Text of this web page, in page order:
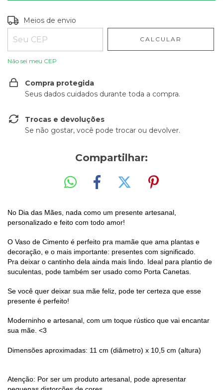
Entregas para o CEP:
Meios de envio
CALCULAR
Não sei meu CEP
Compra protegida
Seus dados cuidados durante toda a compra.
Trocas e devoluções
Se não gostar, você pode trocar ou devolver.
Compartilhar:
No Dia das Mães, nada como um presente artesanal,
personalizado e feito com todo amor!
O Vaso de Cimento é perfeito pra mamãe que ama plantas e
decoração, e o mais importante: presentes com significado.
Pra deixar o cantinho dela ainda mais lindo. Ideal para plantio de
suculentas, pode também ser usado como Porta Canetas.
Se você quer deixar sua mãe feliz, pode ter certeza que esse
presente é perfeito!
Moderninho e artesanal, com um toque rústico que vai encantar
sua mãe. <3
Dimensões aproximadas: 11 cm (diâmetro) x 10,5 cm (altura)
Atenção: Por ser um produto artesanal, pode apresentar